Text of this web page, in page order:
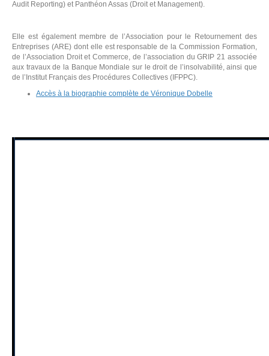
Audit Reporting) et Panthéon Assas (Droit et Management).
Elle est également membre de l’Association pour le Retournement des
Entreprises (ARE) dont elle est responsable de la Commission Formation,
de l’Association Droit et Commerce, de l’association du GRIP 21 associée
aux travaux de la Banque Mondiale sur le droit de l’insolvabilité, ainsi que
de l’Institut Français des Procédures Collectives (IFPPC).
Accès à la biographie complète de Véronique Dobelle